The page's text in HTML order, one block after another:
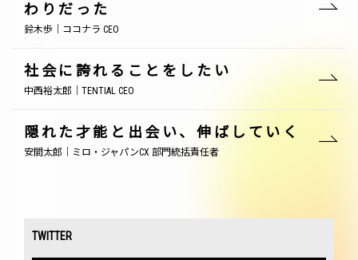
わりだった
鈴木歩｜ココナラ CEO
社会に誇れることをしたい
中西裕太郎｜TENTIAL CEO
隠れた才能と出会い、伸ばしていく
安間太郎｜ミロ・ジャパンCX 部門統括責任者
TWITTER